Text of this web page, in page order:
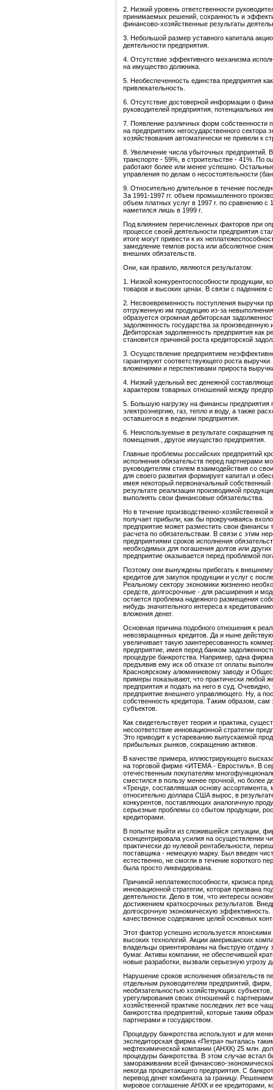
2. Низкий уровень ответственности
принимаемых решений, сохранность и
финансово-хозяйственные результаты
3. Небольшой размер уставного капитала
деятельности предприятия.
4. Отсутствие эффективного механизма
на имущество должника.
5. Необеспеченность единства предприятия
привлекательность.
6. Отсутствие достоверной информации о
руководителей предприятия, потенциальных
7. Появление различных форм собственности
на предприятиях негосударственного
хозяйствования автоматически не привели к
8. Увеличение числа убыточных предприятий.
транспорте - 59%, в строительстве - 41%. По
работают более или менее успешно.
управления по делам о несостоятельности
9. Относительно длительное в течение
За 1991-1997 гг. объем промышленного
объем платных услуг в 1997 г. по сравнению с
наметился лишь в 1999 г.
Под влиянием перечисленных факторов при
процессе своей деятельности предприятия
итоге могут привести к их
замедление темпов роста или абсолютное
внешних обязательств.
Они, как правило, являются результатом:
1. Низкой конкурентоспособности продукции,
товаров и высоких ценах. В связи с падением
2. Несвоевременность поступления выручки
отгруженную им продукцию из-за
образуется огромная дебиторская
задолженность государства за
Дебиторская задолженность предприятия как
становится причиной роста кредиторской
3. Осуществление предприятием
гарантируют соответствующего роста
вложениями и перспективами прироста
4. Низкий удельный вес денежной
характером товарных отношений между
5. Большую нагрузку на финансы
электроэнергию, газ, тепло и воду, а также
оставшегося в ведении предприятия.
6. Неиспользуемые в результате сокращения
помещения., другое имущество предприятия.
Главные проблемы российских предприятий
исполнения обязательств перед партнерами
руководителям стилем взаимодействия со
для своего развития формирует капитал и
имея некоторый первоначальный собственный
результате реализации производимой
выполнять свои финансовые обязательства.
Но в течение производственно-хозяйственной
получает прибыли, как бы прокручиваясь
предприятие может разместить свои финансы
расчета по обязательствам. В связи с этим
предприятиями сроков исполнения
необходимых для погашения долгов или
предприятие оказывается перед проблемой
Поэтому они вынуждены прибегать к
кредитов для закупок продукции и услуг с
Реальному сектору экономики жизненно
средств, долгосрочные - для расширения и
остается проблема надежного размещения
нибудь значительного интереса к
вложения денег.
Основная причина подобного отношения к
невозвращенных кредитов. Да и ныне
увеличивает такую заинтересованность
предприятие, имея перед банком
процедуре банкротства. Например, одна
предъявив ему иск об отказе от оплаты
Красноярскому алюминиевому заводу и
примеры показывают, что практически любой
предприятия и подать на него в суд.
предприятие внешнего управляющего. Ну, а
собственность кредитора. Таким образом,
субъектов.
Как свидетельствует теория и практика,
несоответствие инновационной стратегии
Это приводит к устареванию выпускаемой
прибыльных рынков, сокращению активов.
В качестве примера, иллюстрирующего
на торговой фирме «ИТЕМА - Евростиль». В
отечественным покупателям
сместился в пользу менее прочной, но более
«Тренд», составлявшая основу
относительно доллара США вырос, в
конкурентов, поставляющих аналогичную
серьезные проблемы со сбытом продукции,
кредиторами.
В попытке выйти из сложившейся ситуации,
сконцентрировала усилия на осуществлении
практически до нулевой рентабельности,
поставщика - немецкую марку. Был введен
естественно, не смогли в течение короткого
была просто ликвидирована.
Причиной неплатежеспособности, кризиса
инновационной стратегии, которая призвана
деятельности. Дело в том, что интересы
достижением краткосрочных результатов.
долгосрочную экономическую
качественное содержание целей основных
Этот фактор успешно используется
высоких технологий. Акции американских
владельцы ориентированы на быструю отдачу
бумаг. Активы компании, не обеспечившей
новые разработки, вызвали серьезную угрозу
Нарушение сроков исполнения обязательств
отдельным руководителям предприятий,
необязательностью хозяйствующих
урегулирования своих отношений с
хозяйственной практике последних лет все
банкротства предприятий, которые таким
партнерами и государством.
Процедуру банкротства используют и для
экспедиторская фирма «Петра» пыталась
нефтехимической компании (АНХК) 25 млн.
процедуры банкротства. В этом случае встал
замораживании всей финансово-
некогда процветающего предприятия. С
перевод денег комбината за границу.
мировое соглашение АНХК и ее кредиторами,